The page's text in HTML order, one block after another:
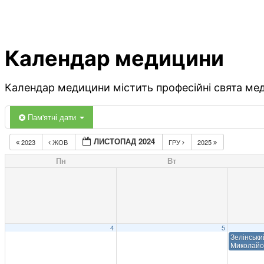
Календар медицини
Календар медицини містить професійні свята
Пам'ятні дати
2023 ЖОВ ЛИСТОПАД 2024 ГРУ 2025
Пн Вт
4 5